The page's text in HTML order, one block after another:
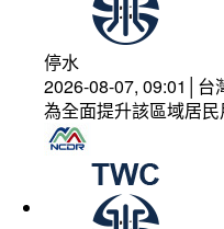
停水
2026-08-07, 09:01│台
為全面提升該區域居